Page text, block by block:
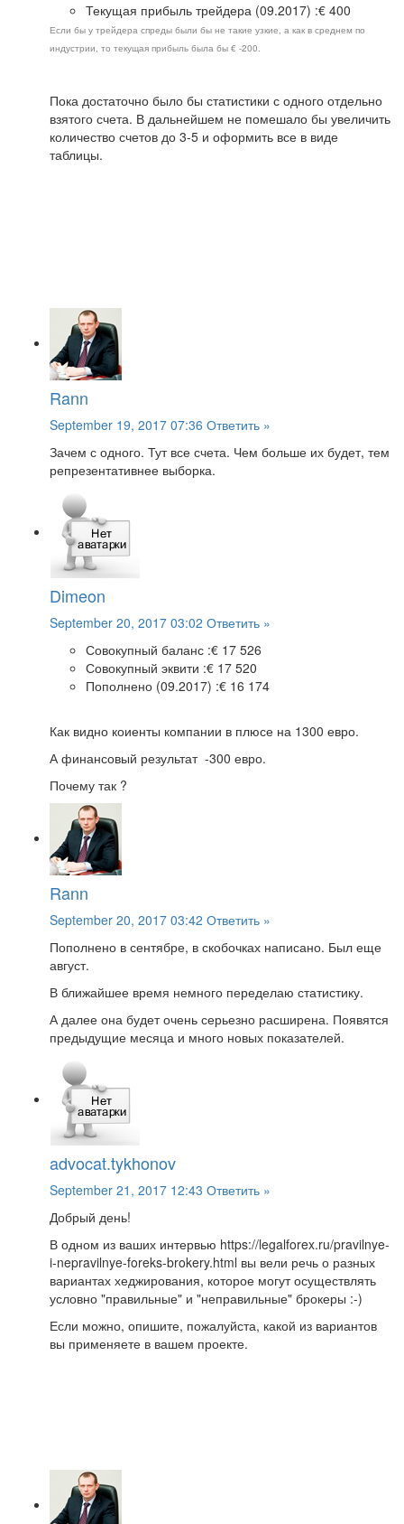
Текущая прибыль трейдера (09.2017) :€ 400
Если бы у трейдера спреды были бы не такие узкие, а как в среднем по
индустрии, то текущая прибыль была бы € -200.
Пока достаточно было бы статистики с одного отдельно
взятого счета. В дальнейшем не помешало бы увеличить
количество счетов до 3-5 и оформить все в виде
таблицы.
Rann
September 19, 2017 07:36 Ответить »
Зачем с одного. Тут все счета. Чем больше их будет, тем
репрезентативнее выборка.
Dimeon
September 20, 2017 03:02 Ответить »
Совокупный баланс :€ 17 526
Совокупный эквити :€ 17 520
Пополнено (09.2017) :€ 16 174
Как видно коиенты компании в плюсе на 1300 евро.
А финансовый результат -300 евро.
Почему так ?
Rann
September 20, 2017 03:42 Ответить »
Пополнено в сентябре, в скобочках написано. Был еще
август.
В ближайшее время немного переделаю статистику.
А далее она будет очень серьезно расширена. Появятся
предыдущие месяца и много новых показателей.
advocat.tykhonov
September 21, 2017 12:43 Ответить »
Добрый день!
В одном из ваших интервью https://legalforex.ru/pravilnye-
i-nepravilnye-foreks-brokery.html вы вели речь о разных
вариантах хеджирования, которое могут осуществлять
условно "правильные" и "неправильные" брокеры :-)
Если можно, опишите, пожалуйста, какой из вариантов
вы применяете в вашем проекте.